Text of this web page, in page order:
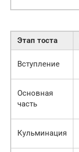
Этап тоста
Вступление
Основная
часть
Кульминация